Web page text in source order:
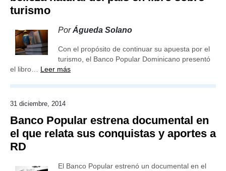
turismo
PorÁgueda Solano
Con el propósito de continuar su apuesta por el
turismo, el Banco Popular Dominicano presentó
el libro… Leer más
31 diciembre, 2014
Banco Popular estrena documental en
el que relata sus conquistas y aportes a
RD
El Banco Popular estrenó un documental en el